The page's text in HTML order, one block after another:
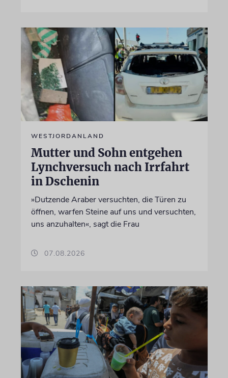
WESTJORDANLAND
Mutter und Sohn entgehen
Lynchversuch nach Irrfahrt
in Dschenin
»Dutzende Araber versuchten, die Türen zu
öffnen, warfen Steine auf uns und versuchten,
uns anzuhalten«, sagt die Frau
07.08.2026